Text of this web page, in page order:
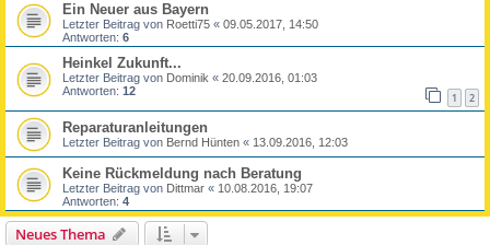
Ein Neuer aus Bayern
Letzter Beitrag von Roetti75 « 09.05.2017, 14:50
Antworten: 6
Heinkel Zukunft...
Letzter Beitrag von Dominik « 20.09.2016, 01:03
Antworten: 12 1 2
Reparaturanleitungen
Letzter Beitrag von Bernd Hünten « 13.09.2016, 12:03
Keine Rückmeldung nach Beratung
Letzter Beitrag von Dittmar « 10.08.2016, 19:07
Antworten: 4
Neues Thema